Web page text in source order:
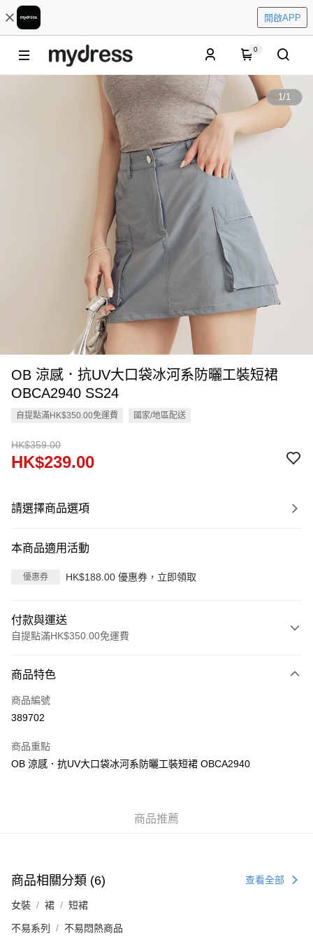
開啟APP
0
1/1
OB 涼感．抗UV大口袋冰河系防曬工裝短裙
OBCA2940 SS24
自提點滿HK$350.00免運費 國家/地區配送
HK$359.00
HK$239.00
請選擇商品選項
本商品適用活動
優惠券 HK$188.00 優惠券，立即領取
付款與運送
自提點滿HK$350.00免運費
信用卡
Apple Pay
PayMe
付款後順豐站及營業點
每筆HK$40.00，滿HK$350.00或以上免運費
付款後順豐合作便利店
商品特色
商品編號
389702
商品重點
OB 涼感．抗UV大口袋冰河系防曬工裝短裙 OBCA2940
商品推薦
商品相關分類 (6) 查看全部
女裝 裙 短裙
不易系列 不易悶熱商品